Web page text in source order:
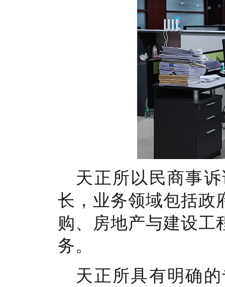
天正所以民商事
长，业务领域包括政
购、房地产与建设工
务。
天正所具有明确